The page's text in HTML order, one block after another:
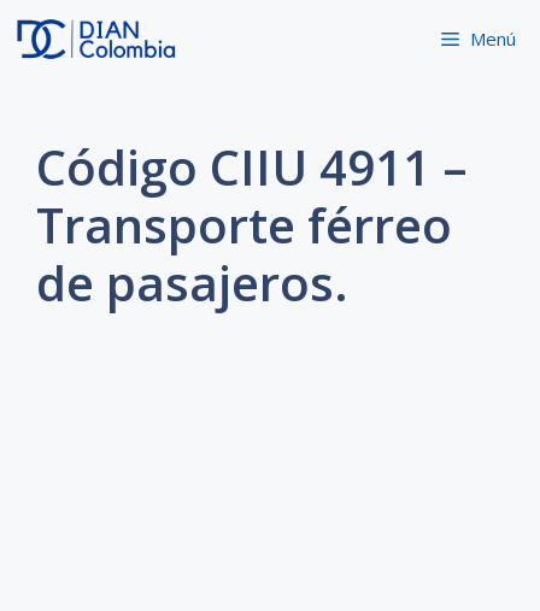
Saltar
Menú
Código CIIU 4911 –
Transporte férreo
de pasajeros.